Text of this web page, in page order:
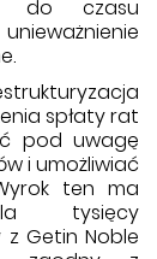
do czasu
spłaty rat
pod uwagę
i umożliwiać
ten ma
tysięcy
Getin Noble